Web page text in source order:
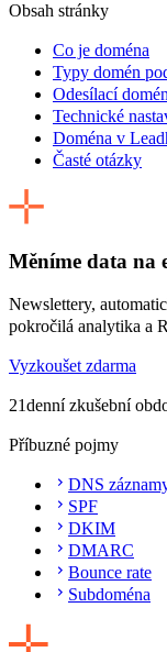
Obsah stránky
Co je doména
Typy domén
Odesílací
Technické
Doména v
Časté otázky
Měníme data na
Newslettery,
pokročilá analytika a
Vyzkoušet zdarma
21denní zkušební
Příbuzné pojmy
DNS
SPF
DKIM
DMARC
Bounce rate
Subdoména